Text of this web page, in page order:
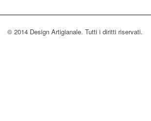
© 2014 Design Artigianale. Tutti i diritti riservati.